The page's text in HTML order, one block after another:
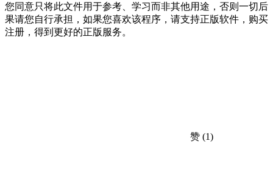
您同意只将此文件用于参考、学习而非其他用途，否则一切后
果请您自行承担，如果您喜欢该程序，请支持正版软件，购买
注册，得到更好的正版服务。
赞 (1)